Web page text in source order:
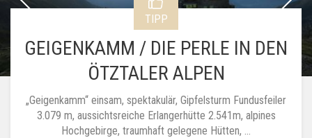
TIPP
GEIGENKAMM / DIE PERLE IN DEN
ÖTZTALER ALPEN
„Geigenkamm“ einsam, spektakulär, Gipfelsturm Fundusfeiler
3.079 m, aussichtsreiche Erlangerhütte 2.541m, alpines
Hochgebirge, traumhaft gelegene Hütten, …